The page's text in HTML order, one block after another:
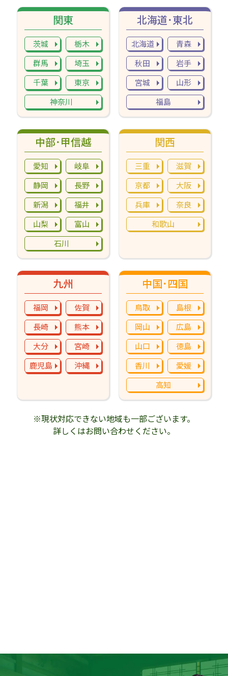
九州
福岡
佐賀
長崎
熊本
大分
宮崎
鹿児島
沖縄
中国･四国
鳥取
島根
岡山
広島
山口
徳島
香川
愛媛
高知
中部･甲信越
愛知
岐阜
静岡
長野
新潟
福井
山梨
富山
石川
関西
三重
滋賀
京都
大阪
兵庫
奈良
和歌山
関東
茨城
栃木
群馬
埼玉
千葉
東京
神奈川
北海道･東北
北海道
青森
秋田
岩手
宮城
山形
福島
※現状対応できない地域も一部ございます。
詳しくはお問い合わせください。